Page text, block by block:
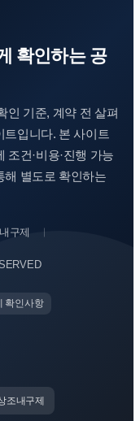
확인하는 공
인 기준, 계약 전 살펴
트입니다. 본 사이트
건·비용·진행 가능
해 별도로 확인하는
구제
확인사항
조내구제